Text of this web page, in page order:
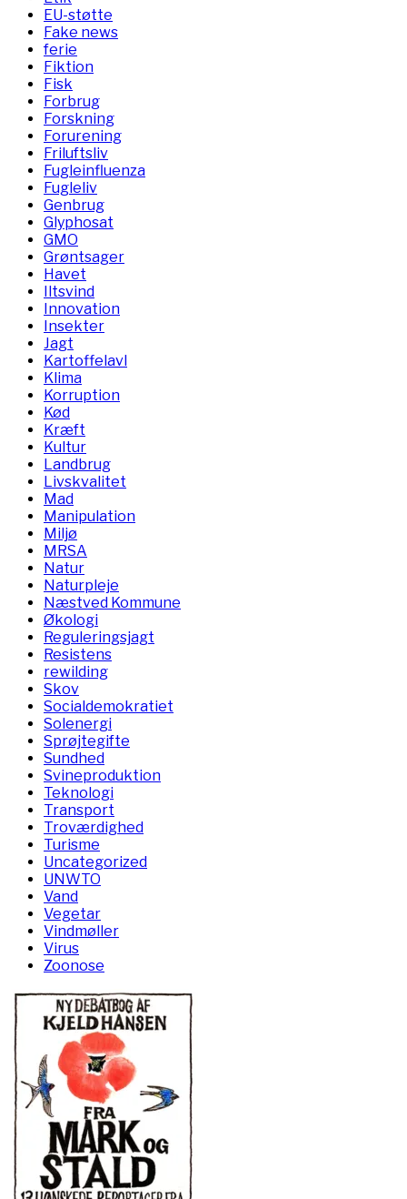
EU-støtte
Fake news
ferie
Fiktion
Fisk
Forbrug
Forskning
Forurening
Friluftsliv
Fugleinfluenza
Fugleliv
Genbrug
Glyphosat
GMO
Grøntsager
Havet
Iltsvind
Innovation
Insekter
Jagt
Kartoffelavl
Klima
Korruption
Kød
Kræft
Kultur
Landbrug
Livskvalitet
Mad
Manipulation
Miljø
MRSA
Natur
Naturpleje
Næstved Kommune
Økologi
Reguleringsjagt
Resistens
rewilding
Skov
Socialdemokratiet
Solenergi
Sprøjtegifte
Sundhed
Svineproduktion
Teknologi
Transport
Troværdighed
Turisme
Uncategorized
UNWTO
Vand
Vegetar
Vindmøller
Virus
Zoonose